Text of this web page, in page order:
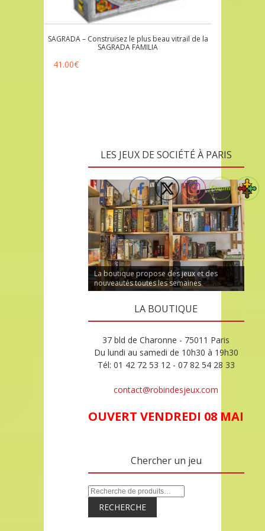
SAGRADA – Construisez le plus beau vitrail de la
SAGRADA FAMILIA
41.00€
LES JEUX DE SOCIÉTÉ À PARIS
La boutique propose des jeux et des
nouveautés toutes les semaines
LA BOUTIQUE
37 bld de Charonne - 75011 Paris
Du lundi au samedi de 10h30 à 19h30
Tél: 01 42 72 53 12 - 07 82 54 28 33
contact@robindesjeux.com
OUVERT VENDREDI 08 MAI
Chercher un jeu
RECHERCHE